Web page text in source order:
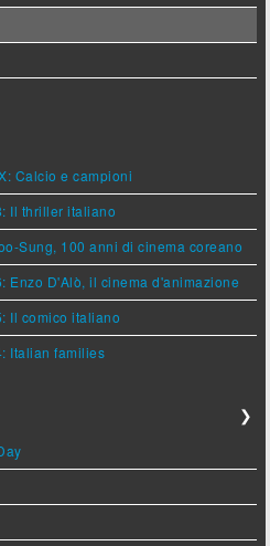
Calcio e campioni
Il thriller italiano
Sung, 100 anni di cinema coreano
Enzo D'Alò, il cinema d'animazione
Il comico italiano
Italian families
❯